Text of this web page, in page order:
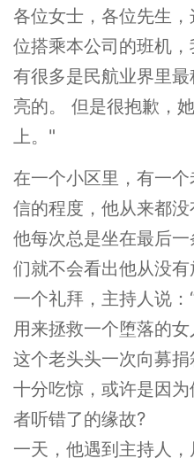
各位女士，各位先生
位搭乘本公司的班机
有很多是民航业界里
亮的。 但是很抱歉，
上。"
在一个小区里，有一
信的程度，他从来都没
他每次总是坐在最后
们就不会看出他从没有
一个礼拜，主持人说
用来拯救一个堕落的女
这个老头头一次向募
十分吃惊，或许是因
者听错了的缘故?
一天，他遇到主持人